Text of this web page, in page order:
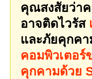
คุณสงสัยว่า
อาจติดไวรัส
และภัยคุกค
คอมพิวเตอ
คุกคามด้วย